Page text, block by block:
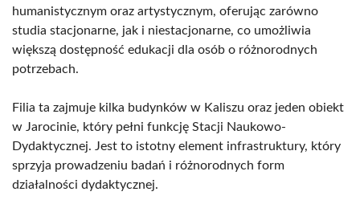
humanistycznym oraz artystycznym, oferując zarówno
studia stacjonarne, jak i niestacjonarne, co umożliwia
większą dostępność edukacji dla osób o różnorodnych
potrzebach.
Filia ta zajmuje kilka budynków w Kaliszu oraz jeden obiekt
w Jarocinie, który pełni funkcję Stacji Naukowo-
Dydaktycznej. Jest to istotny element infrastruktury, który
sprzyja prowadzeniu badań i różnorodnych form
działalności dydaktycznej.